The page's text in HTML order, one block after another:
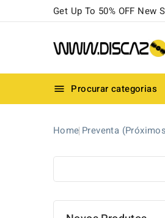
Get Up To 50% OFF New
 Procurar categorias
Home Preventa